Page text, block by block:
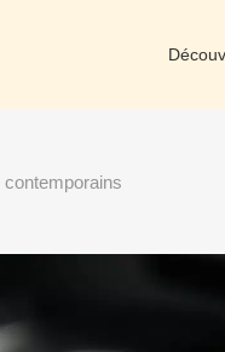
contemporains